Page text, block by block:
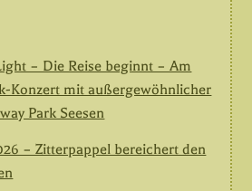
– Die Reise beginnt – Am
Konzert mit außergewöhnlicher
Park Seesen
– Zitterpappel bereichert den